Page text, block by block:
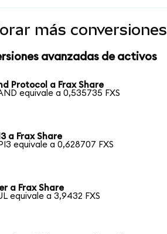
más conversiones
avanzadas de activos
Protocol a Frax Share
equivale a 0,535735 FXS
a Frax Share
equivale a 0,628707 FXS
a Frax Share
equivale a 3,9432 FXS